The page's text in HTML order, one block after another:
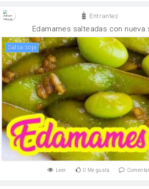
Entrantes
Edamames salteadas con nueva
salsa soja
Leer 0 Me gusta Comentar